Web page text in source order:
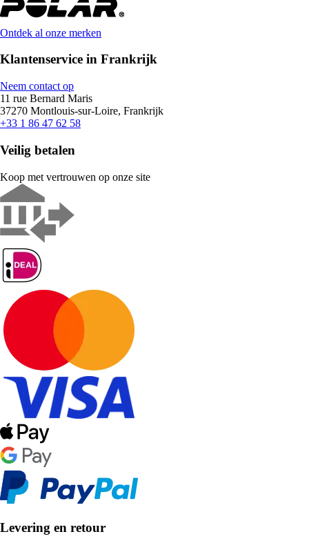
Ontdek al onze merken
Klantenservice in Frankrijk
Neem contact op
11 rue Bernard Maris
37270 Montlouis-sur-Loire, Frankrijk
+33 1 86 47 62 58
Veilig betalen
Koop met vertrouwen op onze site
Levering en retour